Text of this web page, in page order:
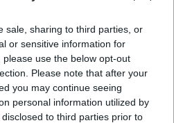
sale, sharing to third parties, or
or sensitive information for
use the below opt-out
Please note that after your
you may continue seeing
personal information utilized by
to third parties prior to
ΓΙΆΝΝΗΣ ΚΈΜΜΟΣ
στην Ελλάδα η 46χρονη -
εισαγγελέα
αεροδρόμιο η 46χρονη που
υπόθεση της Marfin